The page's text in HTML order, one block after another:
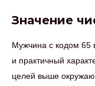
Значение
Мужчина с кодом 65
и практичный
целей выше